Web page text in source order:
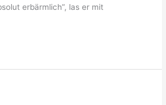
erbärmlich”, las er mit